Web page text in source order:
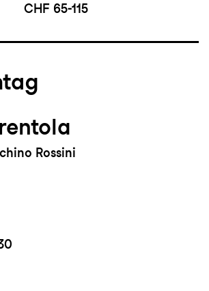
CHF 65-115
Rossini